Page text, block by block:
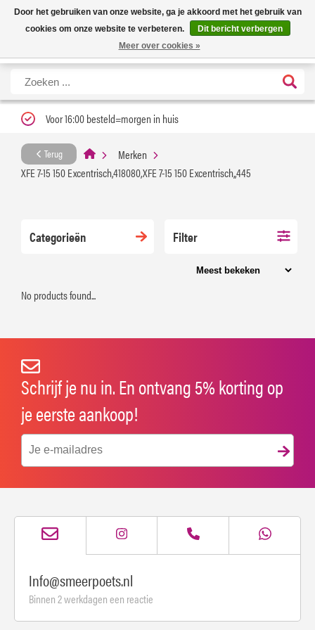
Nieuwe levertijd: 1 tot 3 werkdagen | Nu 25% korting op gehele assortiment
Carfume met kortingscode ''verfrissend''
X
Voor 16:00 besteld=morgen in huis
Terug
Merken
XFE 7-15 150 Excentrisch,418080,XFE 7-15 150 Excentrisch,,445
Categorieën Filter
No products found...
Schrijf je nu in. En ontvang 5% korting op
je eerste aankoop!
Info@smeerpoets.nl
Binnen 2 werkdagen een reactie
Door het gebruiken van onze website, ga je akkoord met het gebruik van
cookies om onze website te verbeteren.
Dit bericht verbergen
Meer over cookies »